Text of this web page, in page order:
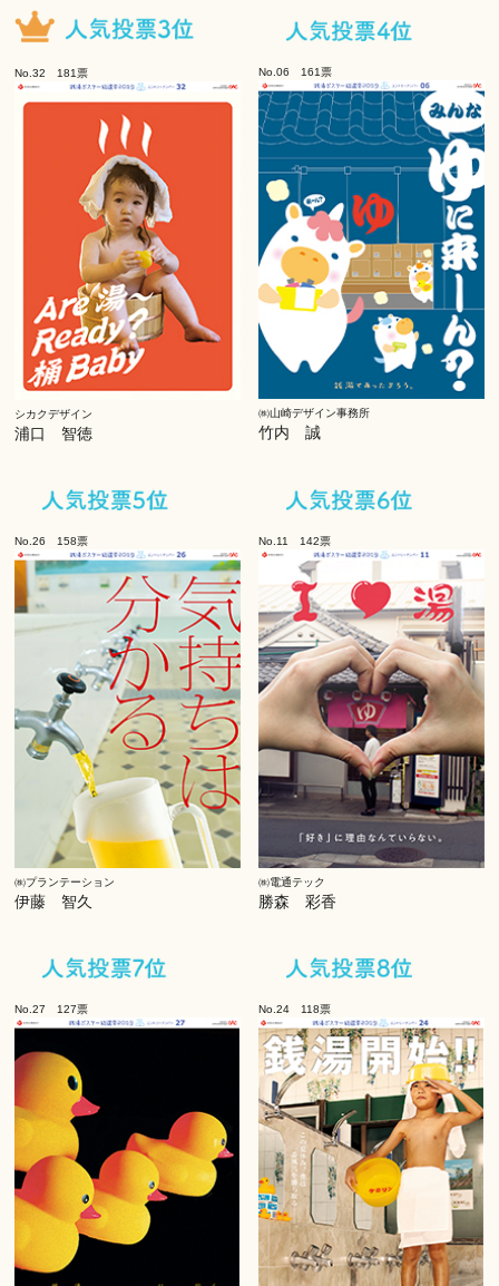
No.32 181票
シカクデザイン
浦口 智徳
No.06 161票
㈱山崎デザイン事務所
竹内 誠
No.26 158票
㈱プランテーション
伊藤 智久
No.11 142票
㈱電通テック
勝森 彩香
No.27 127票 No.24 118票